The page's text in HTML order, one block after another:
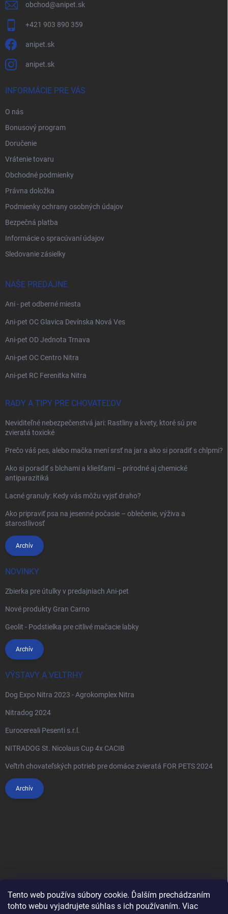
Tento web používa súbory cookie. Ďalším prechádzaním
tohto webu vyjadrujete súhlas s ich používaním. Viac
obchod@anipet.sk
+421 903 890 359
anipet.sk
anipet.sk
INFORMÁCIE PRE VÁS
O nás
Bonusový program
Doručenie
Vrátenie tovaru
Obchodné podmienky
Právna doložka
Podmienky ochrany osobných údajov
Bezpečná platba
Informácie o spracúvaní údajov
Sledovanie zásielky
NAŠE PREDAJNE
Ani - pet odberné miesta
Ani-pet OC Glavica Devínska Nová Ves
Ani-pet OD Jednota Trnava
Ani-pet OC Centro Nitra
Ani-pet RC Ferenitka Nitra
RADY A TIPY PRE CHOVATEĽOV
Neviditeľné nebezpečenstvá jari: Rastliny a kvety, ktoré sú pre
zvieratá toxické
Prečo váš pes, alebo mačka mení srsť na jar a ako si poradiť s chlpmi?
Ako si poradiť s blchami a kliešťami – prírodné aj chemické
antiparazitiká
Lacné granuly: Kedy vás môžu vyjsť draho?
Ako pripraviť psa na jesenné počasie – oblečenie, výživa a
starostlivosť
Archív
NOVINKY
Zbierka pre útulky v predajniach Ani-pet
Nové produkty Gran Carno
Geolit - Podstielka pre citlivé mačacie labky
Archív
VÝSTAVY A VELTRHY
Dog Expo Nitra 2023 - Agrokomplex Nitra
Nitradog 2024
Eurocereali Pesenti s.r.l.
NITRADOG St. Nicolaus Cup 4x CACIB
Veľtrh chovateľských potrieb pre domáce zvieratá FOR PETS 2024
Archív